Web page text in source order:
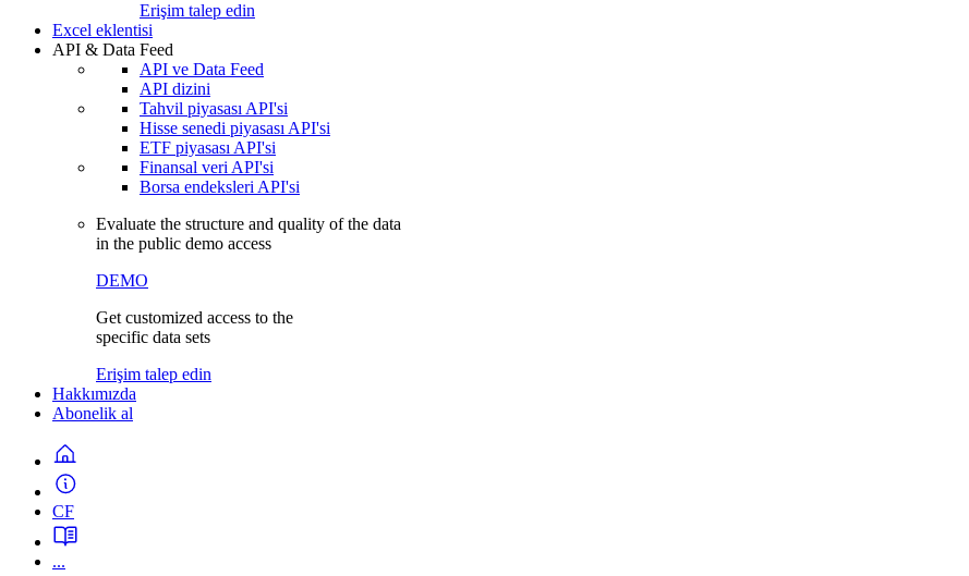
Erişim talep edin
Excel eklentisi
API & Data Feed
API ve Data Feed
API dizini
Tahvil piyasası API'si
Hisse senedi piyasası API'si
ETF piyasası API'si
Finansal veri API'si
Borsa endeksleri API'si
Evaluate the structure and quality of the data
in the public demo access
DEMO
Get customized access to the
specific data sets
Erişim talep edin
Hakkımızda
Abonelik al
CF
...